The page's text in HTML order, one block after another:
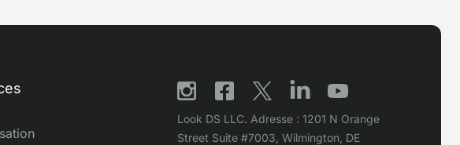
Look DS LLC. Adresse : 1201 N Orange
Street Suite #7003, Wilmington, DE